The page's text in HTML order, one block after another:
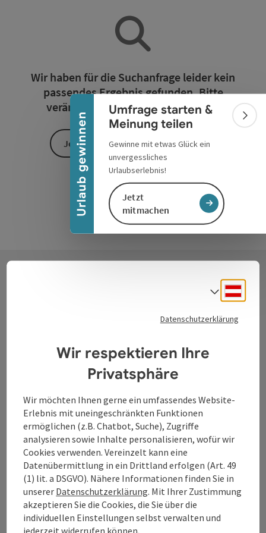
Urlaub gewinnen
Banner einklappen
Umfrage starten &
Meinung teilen
Gewinne mit etwas Glück ein
unvergessliches
Urlaubserlebnis!
Jetzt
mitmachen
Wir haben für die Suchanfrage leider kein
passendes Ergebnis gefunden. Bitte
verändern Sie die Filterfunktionen!
Jetzt alle Filter zurücksetzen
Tourismusverband Donauregion
Oberösterreich
WGD Donau Oberösterreich Tourismus
GmbH
Lindengasse 9
4040 Linz
+43 732 7277 - 888
info@donauregion.at
Datenschutzerklärung
Wir respektieren Ihre
Privatsphäre
Wir möchten Ihnen gerne ein umfassendes Website-
Erlebnis mit uneingeschränkten Funktionen
ermöglichen (z.B. Chatbot, Suche), Zugriffe
analysieren sowie Inhalte personalisieren, wofür wir
Cookies verwenden. Vereinzelt kann eine
Datenübermittlung in ein Drittland erfolgen (Art. 49
(1) lit. a DSGVO). Nähere Informationen finden Sie in
unserer Datenschutzerklärung. Mit Ihrer Zustimmung
akzeptieren Sie die Cookies, die Sie über die
individuellen Einstellungen selbst verwalten und
jederzeit widerrufen können.